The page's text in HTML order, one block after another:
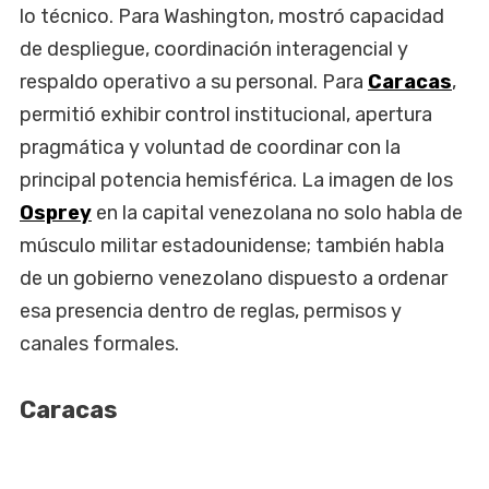
lo técnico. Para Washington, mostró capacidad
de despliegue, coordinación interagencial y
respaldo operativo a su personal. Para Caracas,
permitió exhibir control institucional, apertura
pragmática y voluntad de coordinar con la
principal potencia hemisférica. La imagen de los
Osprey en la capital venezolana no solo habla de
músculo militar estadounidense; también habla
de un gobierno venezolano dispuesto a ordenar
esa presencia dentro de reglas, permisos y
canales formales.
Caracas